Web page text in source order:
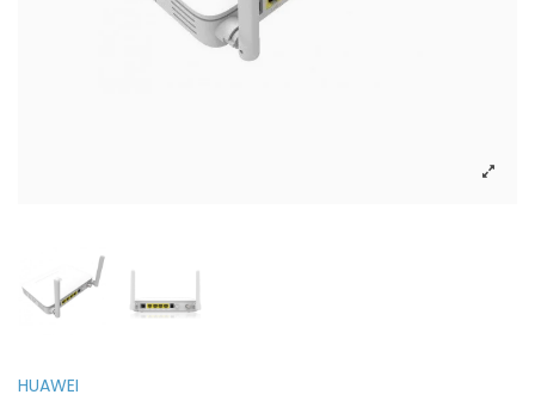
HUAWEI